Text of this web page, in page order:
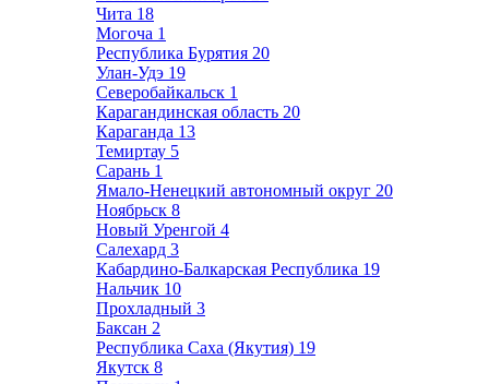
Чита 18
Могоча 1
Республика Бурятия 20
Улан-Удэ 19
Северобайкальск 1
Карагандинская область 20
Караганда 13
Темиртау 5
Сарань 1
Ямало-Ненецкий автономный округ 20
Ноябрьск 8
Новый Уренгой 4
Салехард 3
Кабардино-Балкарская Республика 19
Нальчик 10
Прохладный 3
Баксан 2
Республика Саха (Якутия) 19
Якутск 8